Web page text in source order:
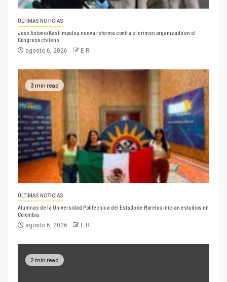
ÚLTIMAS NOTICIAS
José Antonio Kast impulsa nueva reforma contra el crimen organizado en el
Congreso chileno
agosto 6, 2026 E R
3 min read
ÚLTIMAS NOTICIAS
Alumnas de la Universidad Politécnica del Estado de Morelos inician estudios en
Colombia
agosto 6, 2026 E R
2 min read